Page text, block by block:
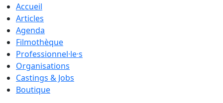
Accueil
Articles
Agenda
Filmothèque
Professionnel·le·s
Organisations
Castings & Jobs
Boutique